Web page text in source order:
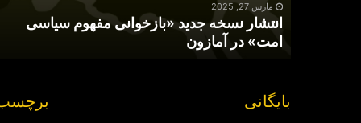
در
آمازون
مارس 27, 2025
انتشار نسخه جدید «بازخوانی مفهوم سیاسی
امت» در آمازون
بایگانی